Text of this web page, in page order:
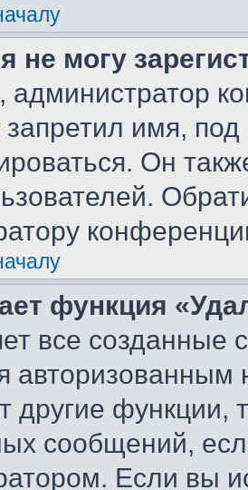
не могу
администратор
имя,
Он
функция
все созданные
другие функции,
сообщений,
Если вы